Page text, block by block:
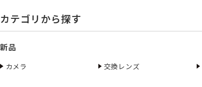
カテゴリから探す
新品
カメラ 交換レンズ